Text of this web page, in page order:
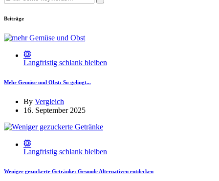
for:
Beiträge
Langfristig schlank bleiben
Mehr Gemüse und Obst: So gelingt...
By Vergleich
16. September 2025
Langfristig schlank bleiben
Weniger gezuckerte Getränke: Gesunde Alternativen entdecken